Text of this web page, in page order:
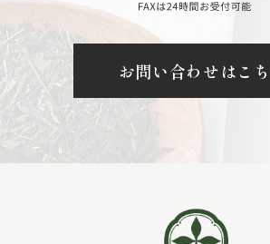
お問い合わせはこ